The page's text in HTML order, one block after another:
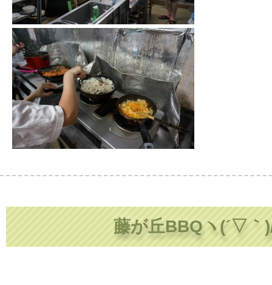
藤が丘BBQヽ(´▽｀